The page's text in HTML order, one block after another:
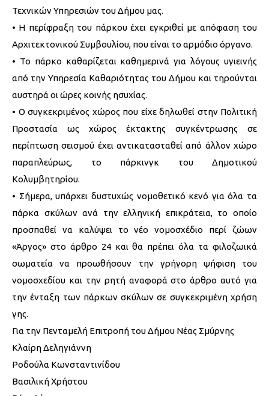
Τεχνικών Υπηρεσιών του Δήμου μας.
• Η περίφραξη του πάρκου έχει εγκριθεί με απόφαση του
Αρχιτεκτονικού Συμβουλίου, που είναι το αρμόδιο όργανο.
• Το πάρκο καθαρίζεται καθημερινά για λόγους υγιεινής
από την Υπηρεσία Καθαριότητας του Δήμου και τηρούνται
αυστηρά οι ώρες κοινής ησυχίας.
• Ο συγκεκριμένος χώρος που είχε δηλωθεί στην Πολιτική
Προστασία ως χώρος έκτακτης συγκέντρωσης σε
περίπτωση σεισμού έχει αντικατασταθεί από άλλον χώρο
παραπλεύρως, το πάρκινγκ του Δημοτικού
Κολυμβητηρίου.
• Σήμερα, υπάρχει δυστυχώς νομοθετικό κενό για όλα τα
πάρκα σκύλων ανά την ελληνική επικράτεια, το οποίο
προσπαθεί να καλύψει το νέο νομοσχέδιο περί ζώων
«Άργος» στο άρθρο 24 και θα πρέπει όλα τα φιλοζωικά
σωματεία να προωθήσουν την γρήγορη ψήφιση του
νομοσχεδίου και την ρητή αναφορά στο άρθρο αυτό για
την ένταξη των πάρκων σκύλων σε συγκεκριμένη χρήση
γης.
Για την Πενταμελή Επιτροπή του Δήμου Νέας Σμύρνης
Κλαίρη Δεληγιάννη
Ροδούλα Κωνσταντινίδου
Βασιλική Χρήστου